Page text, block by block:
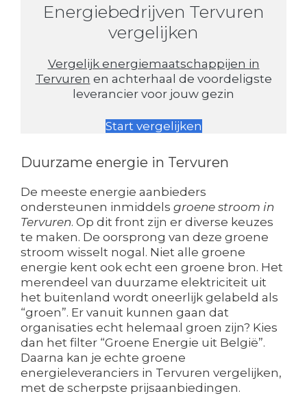
Energiebedrijven Tervuren
vergelijken
Vergelijk energiemaatschappijen in
Tervuren en achterhaal de voordeligste
leverancier voor jouw gezin
Start vergelijken
Duurzame energie in Tervuren
De meeste energie aanbieders
ondersteunen inmiddels groene stroom in
Tervuren. Op dit front zijn er diverse keuzes
te maken. De oorsprong van deze groene
stroom wisselt nogal. Niet alle groene
energie kent ook echt een groene bron. Het
merendeel van duurzame elektriciteit uit
het buitenland wordt oneerlijk gelabeld als
“groen”. Er vanuit kunnen gaan dat
organisaties echt helemaal groen zijn? Kies
dan het filter “Groene Energie uit België”.
Daarna kan je echte groene
energieleveranciers in Tervuren vergelijken,
met de scherpste prijsaanbiedingen.